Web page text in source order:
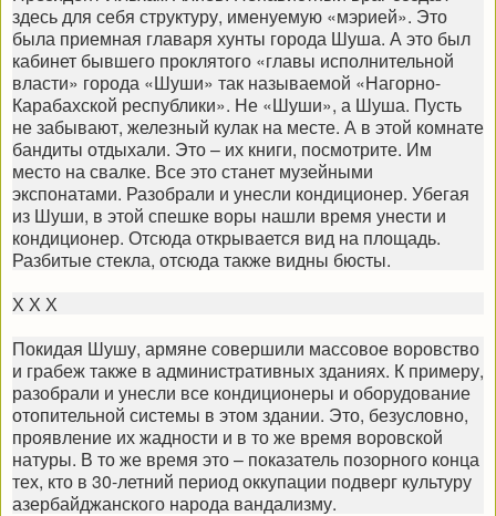
здесь для себя структуру, именуемую «мэрией». Это
была приемная главаря хунты города Шуша. А это был
кабинет бывшего проклятого «главы исполнительной
власти» города «Шуши» так называемой «Нагорно-
Карабахской республики». Не «Шуши», а Шуша. Пусть
не забывают, железный кулак на месте. А в этой комнате
бандиты отдыхали. Это – их книги, посмотрите. Им
место на свалке. Все это станет музейными
экспонатами. Разобрали и унесли кондиционер. Убегая
из Шуши, в этой спешке воры нашли время унести и
кондиционер. Отсюда открывается вид на площадь.
Разбитые стекла, отсюда также видны бюсты.
Х Х Х
Покидая Шушу, армяне совершили массовое воровство
и грабеж также в административных зданиях. К примеру,
разобрали и унесли все кондиционеры и оборудование
отопительной системы в этом здании. Это, безусловно,
проявление их жадности и в то же время воровской
натуры. В то же время это – показатель позорного конца
тех, кто в 30-летний период оккупации подверг культуру
азербайджанского народа вандализму.